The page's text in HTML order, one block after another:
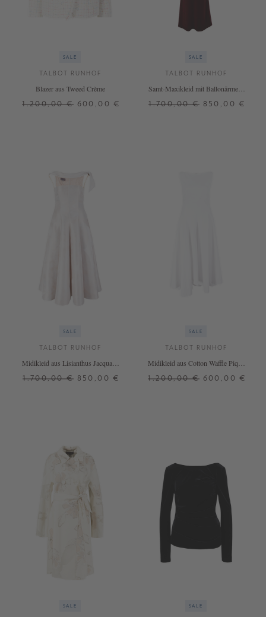
SALE
TALBOT RUNHOF
Blazer aus Tweed Crème
1.200,00 € 600,00 €
SALE
TALBOT RUNHOF
Samt-Maxikleid mit Ballonärmeln
1.700,00 € 850,00 €
SALE
TALBOT RUNHOF
Midikleid aus Lisianthus Jacquard
1.700,00 € 850,00 €
SALE
TALBOT RUNHOF
Midikleid aus Cotton Waffle Piqué
1.200,00 € 600,00 €
SALE SALE